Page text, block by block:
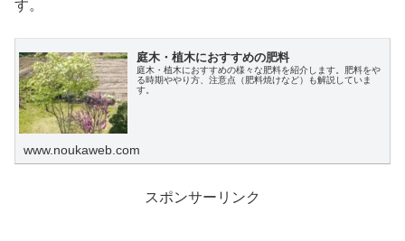
す。
庭木・植木におすすめの肥料
庭木・植木におすすめの様々な肥料を紹介します。肥料をや
る時期ややり方、注意点（肥料焼けなど）も解説していま
す。
www.noukaweb.com
スポンサーリンク